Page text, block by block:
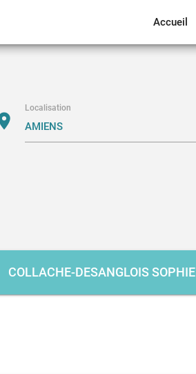
Accueil
Localisation
COLLACHE-DESANGLOIS SOPHIE